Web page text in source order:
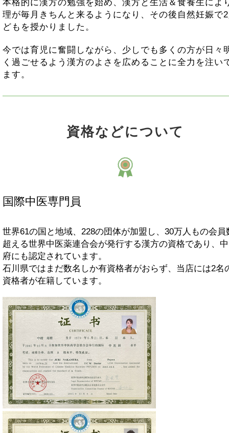
本格的に漢方の勉強を始め、漢方と生活＆食養生によ
理が毎月きちんと来るようになり、その後自然妊娠で
どもを授かりました。
今では育児に奮闘しながら、少しでも多くの方が日々
く過ごせるよう漢方のよさを広めることに全力を注い
ます。
資格などについて
国際中医専門員
世界61の国と地域、228の団体が加盟し、30万人もの会員
超える世界中医薬連合会が発行する漢方の資格であり、
府にも認定されています。
石川県ではまだ数名しか有資格者がおらず、当店には2名
資格者が在籍しています。